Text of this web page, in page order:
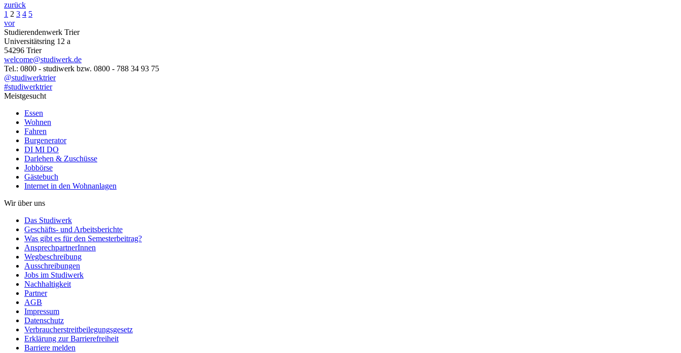
zurück
1 2 3 4 5
vor
Studierendenwerk Trier
Universitätsring 12 a
54296 Trier
welcome@studiwerk.de
Tel.: 0800 - studiwerk bzw. 0800 - 788 34 93 75
@studiwerktrier
#studiwerktrier
Meistgesucht
Essen
Wohnen
Fahren
Burgenerator
DI MI DO
Darlehen & Zuschüsse
Jobbörse
Gästebuch
Internet in den Wohnanlagen
Wir über uns
Das Studiwerk
Geschäfts- und Arbeitsberichte
Was gibt es für den Semesterbeitrag?
AnsprechpartnerInnen
Wegbeschreibung
Ausschreibungen
Jobs im Studiwerk
Nachhaltigkeit
Partner
AGB
Impressum
Datenschutz
Verbraucherstreitbeilegungsgesetz
Erklärung zur Barrierefreiheit
Barriere melden